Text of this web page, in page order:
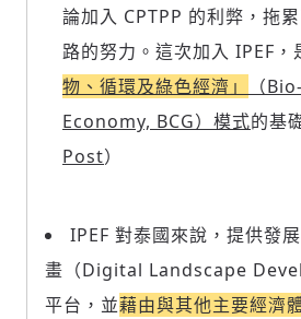
論加入 CPTPP 的利弊，拖
路的努力。這次加入 IPEF，
物、循環及綠色經濟」
（
Economy, BCG）模式的基
Post）
IPEF 對泰國來說，提供發
畫（Digital Landscape
平台，並藉由與其他主要經濟